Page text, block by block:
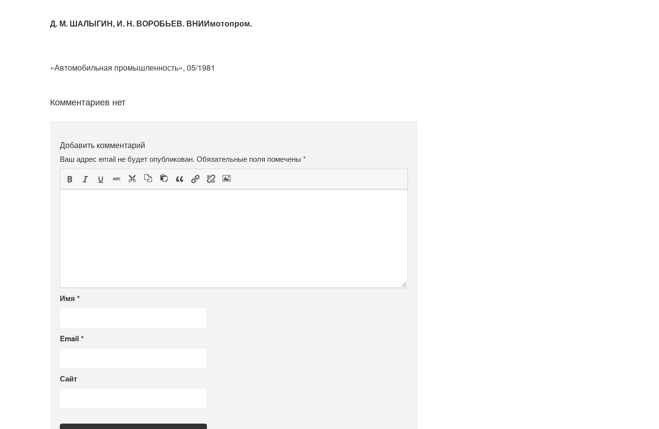
Д. М. ШАЛЫГИН, И. Н. ВОРОБЬЕВ. ВНИИмотопром.
«Автомобильная промышленность», 05/1981
Комментариев нет
Добавить комментарий
Ваш адрес email не будет опубликован. Обязательные поля помечены *
Имя *
Email *
Сайт